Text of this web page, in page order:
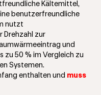
Kältemittel,
benutzerfreundliche
nutzt
Drehzahl zur
und
zu 50 % im Vergleich zu
Systemen.
enthalten und muss